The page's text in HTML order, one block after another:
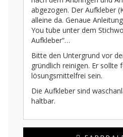
abgezogen. Der Aufkleber
alleine da. Genaue
You tube unter dem
Aufkleber“…
Bitte den Untergrund vor
gründlich reinigen. Er sollte
lösungsmittelfrei sein.
Die Aufkleber sind
haltbar.